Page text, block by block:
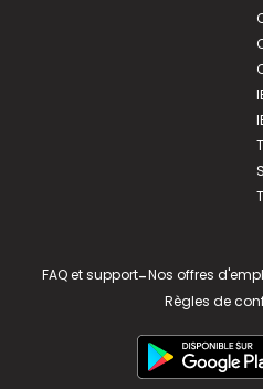
FAQ et support-Nos offres
Règles de